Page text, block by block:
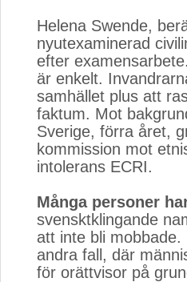
Helena Swende,
nyutexaminerad
efter
är enkelt.
samhället plus att
faktum. Mot
Sverige, förra året,
kommission mot
intolerans ECRI.
Många personer
svensktklingande
att inte bli
andra fall, där
för orättvisor på